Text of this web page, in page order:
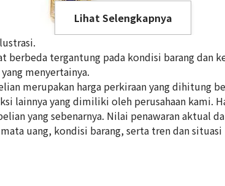
Lihat Selengkapnya
berbeda tergantung pada kondisi barang dan
menyertainya.
merupakan harga perkiraan yang dihitung
lainnya yang dimiliki oleh perusahaan kami.
yang sebenarnya. Nilai penawaran aktual
uang, kondisi barang, serta tren dan situasi